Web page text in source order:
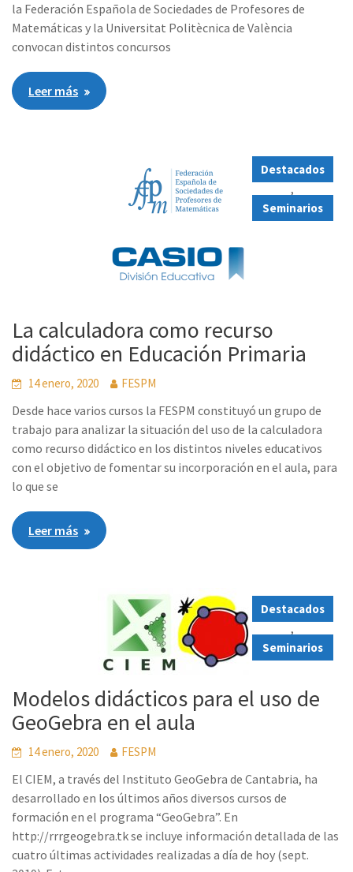
la Federación Española de Sociedades de Profesores de
Matemáticas y la Universitat Politècnica de València
convocan distintos concursos
Leer más
Destacados
,
Seminarios
La calculadora como recurso
didáctico en Educación Primaria
14 enero, 2020 FESPM
Desde hace varios cursos la FESPM constituyó un grupo de
trabajo para analizar la situación del uso de la calculadora
como recurso didáctico en los distintos niveles educativos
con el objetivo de fomentar su incorporación en el aula, para
lo que se
Leer más
Destacados
,
Seminarios
Modelos didácticos para el uso de
GeoGebra en el aula
14 enero, 2020 FESPM
El CIEM, a través del Instituto GeoGebra de Cantabria, ha
desarrollado en los últimos años diversos cursos de
formación en el programa “GeoGebra”. En
http://rrrgeogebra.tk se incluye información detallada de las
cuatro últimas actividades realizadas a día de hoy (sept.